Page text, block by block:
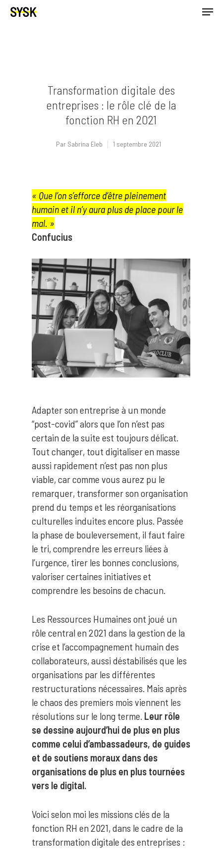
Transformation digitale des
entreprises : le rôle clé de la
fonction RH en 2021
Par Sabrina Eleb 1 septembre 2021
« Que l’on s’efforce d’être pleinement
humain et il n’y aura plus de place pour le
mal. »
Confucius
Adapter son entreprise à un monde
“post-covid” alors que l’on n’est pas
certain de la suite est toujours délicat.
Tout changer, tout digitaliser en masse
aussi rapidement n’est pas non plus
viable, car comme vous aurez pu le
remarquer, transformer son organisation
prend du temps et les réorganisations
culturelles induites encore plus. Passée
la phase de bouleversement, il faut faire
le tri, comprendre les erreurs liées à
l’urgence, tirer les bonnes conclusions,
valoriser certaines initiatives et
comprendre les besoins de chacun.
Les Ressources Humaines ont joué un
rôle central en 2021 dans la gestion de la
crise et l’accompagnement humain des
collaborateurs, aussi déstabilisés que les
organisations par les différentes
restructurations nécessaires. Mais après
le chaos des premiers mois viennent les
résolutions sur le long terme. Leur rôle
se dessine aujourd’hui de plus en plus
comme celui d’ambassadeurs, de guides
et de soutiens moraux dans des
organisations de plus en plus tournées
vers le digital.
Voici selon moi les missions clés de la
fonction RH en 2021, dans le cadre de la
transformation digitale des entreprises :